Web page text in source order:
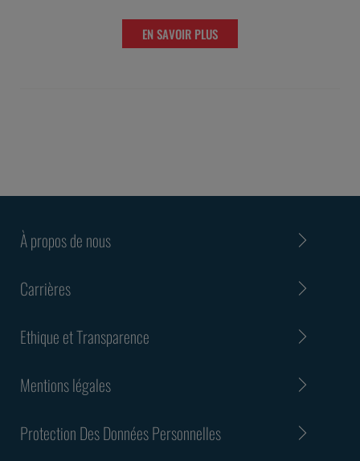
EN SAVOIR PLUS
À propos de nous
Carrières
Ethique et Transparence
Mentions légales
Protection Des Données Personnelles